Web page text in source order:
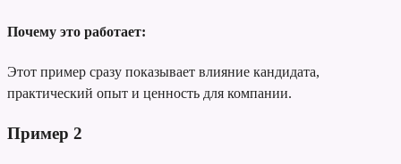
Почему это работает:
Этот пример сразу показывает влияние кандидата,
практический опыт и ценность для компании.
Пример 2